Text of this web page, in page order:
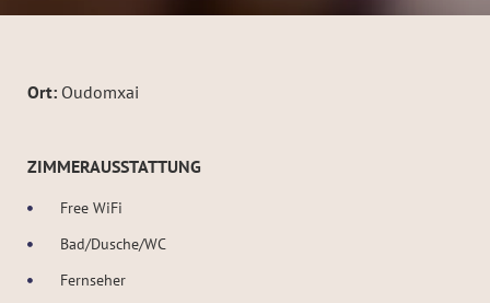
Ort: Oudomxai
ZIMMERAUSSTATTUNG
Free WiFi
Bad/Dusche/WC
Fernseher